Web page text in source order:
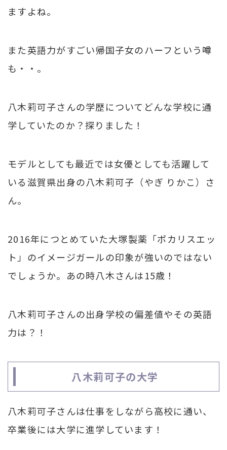
ますよね。
また英語力がすごい帰国子女のハーフという噂
も・・。
八木莉可子さんの学歴についてどんな学校に通
学していたのか？探りました！
モデルとしても最近では女優としても活躍して
いる滋賀県出身の八木莉可子（やぎ りかこ）さ
ん。
2016年につとめていた大塚製薬「ポカリスエッ
ト」のイメージガールの印象が強いのではない
でしょうか。あの時八木さんは15歳！
八木莉可子さんの出身学校の偏差値やその英語
力は？！
八木莉可子の大学
八木莉可子さんは仕事をしながら高校に通い、
卒業後には大学に進学しています！